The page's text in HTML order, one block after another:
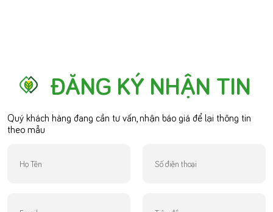
ĐĂNG KÝ NHẬN TIN
Quý khách hàng đang cần tư vấn, nhận báo giá để lại thông tin
theo mẫu